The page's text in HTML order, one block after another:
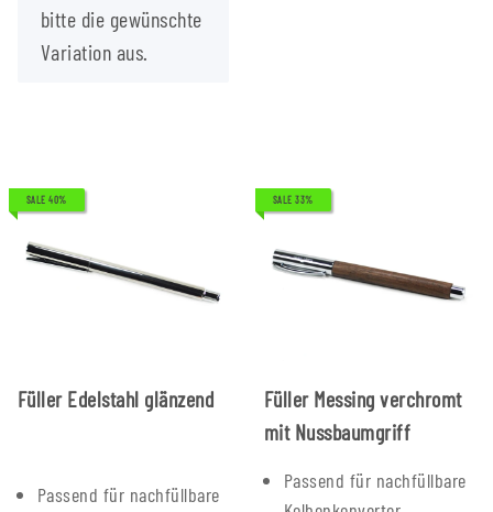
bitte die gewünschte
Variation aus.
SALE 40%
Füller Edelstahl glänzend
Passend für nachfüllbare
SALE 33%
Füller Messing verchromt
mit Nussbaumgriff
Passend für nachfüllbare